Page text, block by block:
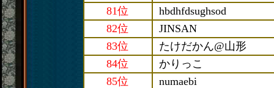
81位
hbdhfdsughsod
82位
JINSAN
83位
たけだかん@山形
84位
かりっこ
85位
numaebi